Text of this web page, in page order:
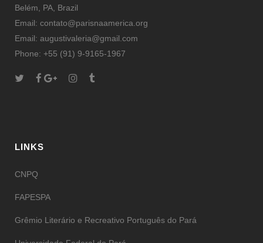
Belém, PA, Brazil
Email: contato@parisnaamerica.org
Email: augustivaleria@gmail.com
Phone: +55 (91) 9-9165-1967
LINKS
CNPQ
FAPESPA
Grêmio Literário e Recreativo Português do Pará